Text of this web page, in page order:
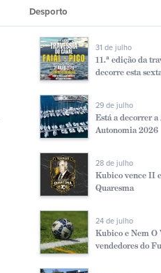
Desporto
31 de julho
11.ª edição da
decorre esta
29 de julho
Está a decorrer
Autonomia 2026
28 de julho
Kubico vence II
Quaresma
24 de julho
Kubico e Nem O
vendedores do